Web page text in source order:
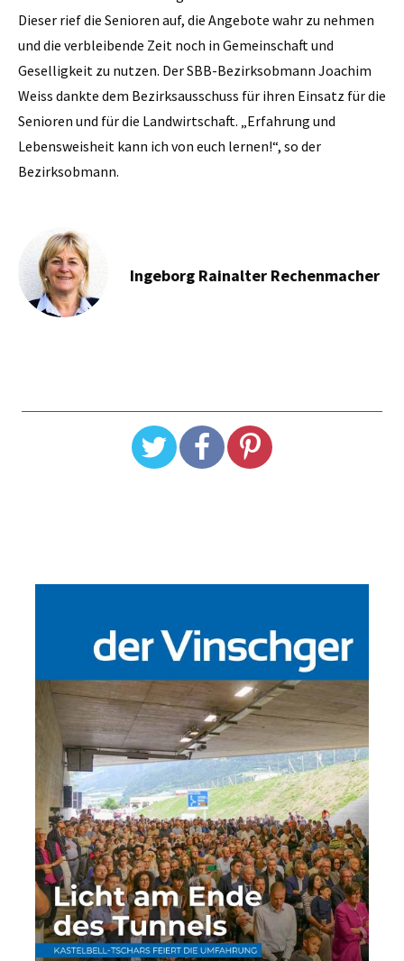
Dieser rief die Senioren auf, die Angebote wahr zu nehmen
und die verbleibende Zeit noch in Gemeinschaft und
Geselligkeit zu nutzen. Der SBB-Bezirksobmann Joachim
Weiss dankte dem Bezirksausschuss für ihren Einsatz für die
Senioren und für die Landwirtschaft. „Erfahrung und
Lebensweisheit kann ich von euch lernen!“, so der
Bezirksobmann.
Ingeborg Rainalter Rechenmacher